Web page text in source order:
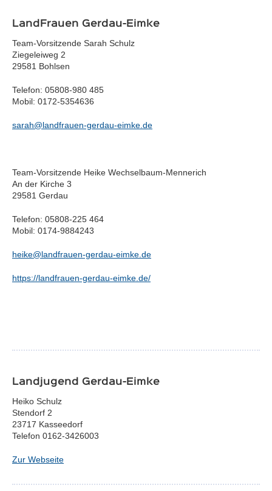
LandFrauen Gerdau-Eimke
Team-Vorsitzende Sarah Schulz
Ziegeleiweg 2
29581 Bohlsen
Telefon: 05808-980 485
Mobil: 0172-5354636
sarah@landfrauen-gerdau-eimke.de
Team-Vorsitzende Heike Wechselbaum-Mennerich
An der Kirche 3
29581 Gerdau
Telefon: 05808-225 464
Mobil: 0174-9884243
heike@landfrauen-gerdau-eimke.de
https://landfrauen-gerdau-eimke.de/
Landjugend Gerdau-Eimke
Heiko Schulz
Stendorf 2
23717 Kasseedorf
Telefon 0162-3426003
Zur Webseite